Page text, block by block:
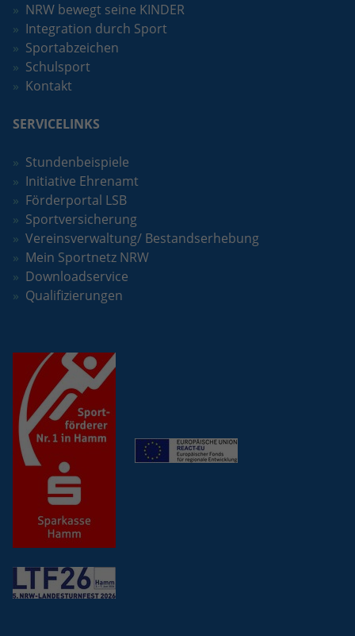
NRW bewegt seine KINDER
Integration durch Sport
Sportabzeichen
Schulsport
Kontakt
SERVICELINKS
Stundenbeispiele
Initiative Ehrenamt
Förderportal LSB
Sportversicherung
Vereinsverwaltung/ Bestandserhebung
Mein Sportnetz NRW
Downloadservice
Qualifizierungen